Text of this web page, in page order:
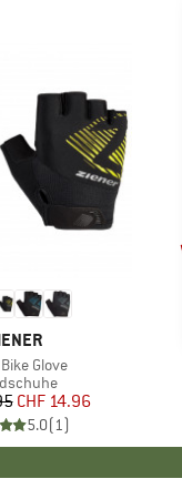
Glove
Preis
reduzierter Preis
CHF 14.96
5.0(1)